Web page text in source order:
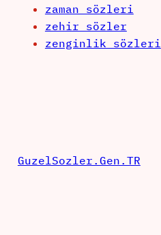
zaman sözleri
zehir sözler
zenginlik sözleri
GuzelSozler.Gen.TR